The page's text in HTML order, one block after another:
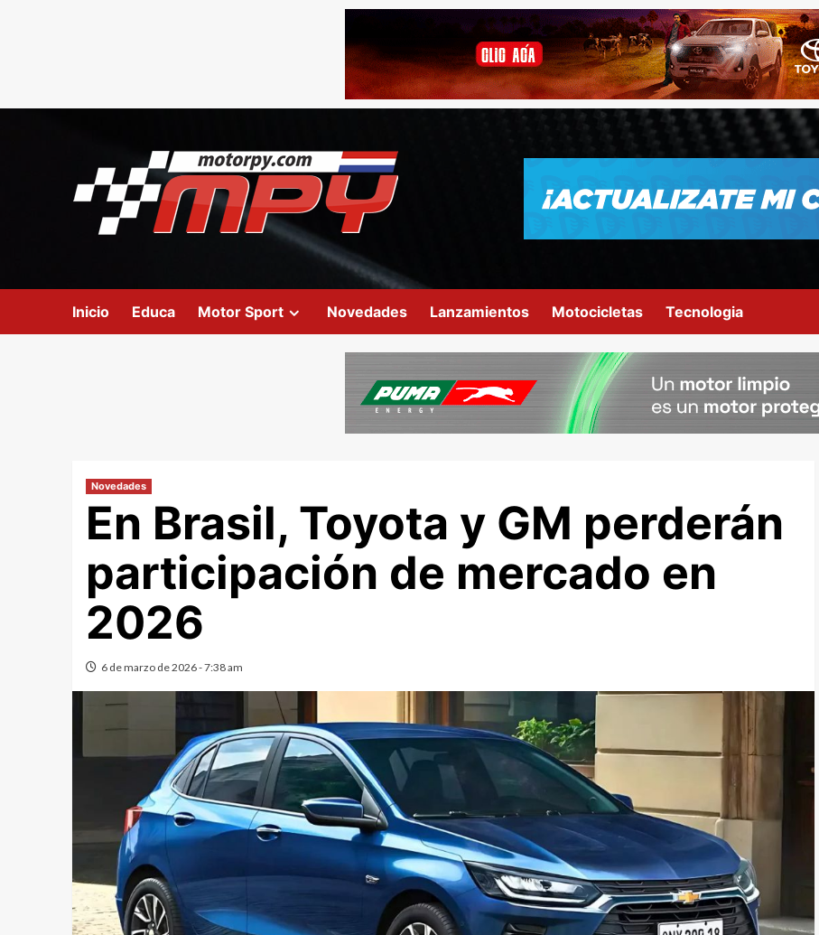
Inicio Educa Motor Sport Novedades Lanzamientos Motocicletas Tecnologia
Novedades
En Brasil, Toyota y GM perderán
participación de mercado en
2026
6 de marzo de 2026 - 7:38 am